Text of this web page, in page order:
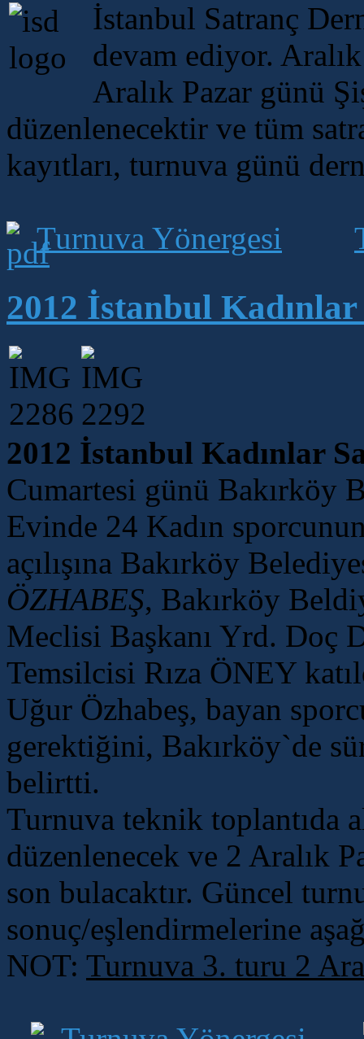
İstanbul Satranç
devam ediyor.
Aralık Pazar günü
düzenlenecektir ve tüm
kayıtları, turnuva günü
Turnuva Yönergesi
2012 İstanbul
2012 İstanbul Kadınlar
Cumartesi günü Bakırköy
Evinde 24 Kadın
açılışına Bakırköy
ÖZHABEŞ, Bakırköy
Meclisi Başkanı Yrd. Doç
Temsilcisi Rıza ÖNEY
Uğur Özhabeş, bayan
gerektiğini, Bakırköy`de
belirtti.
Turnuva teknik toplantıda
düzenlenecek ve 2 Aralık
son bulacaktır. Güncel
sonuç/eşlendirmelerine
NOT: Turnuva 3. turu 2